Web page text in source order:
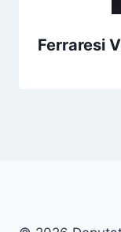
Ferraresi